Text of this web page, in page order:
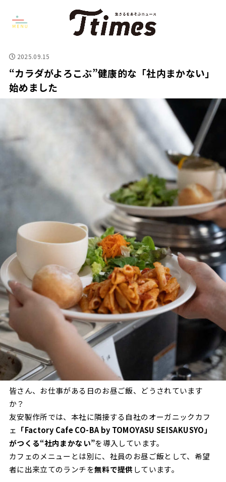
2025.09.15
“カラダがよろこぶ”健康的な「社内まかない」
始めました
皆さん、お仕事がある日のお昼ご飯、どうされています
か？
友安製作所では、本社に隣接する自社のオーガニックカフ
ェ 「Factory Cafe CO-BA by TOMOYASU SEISAKUSYO 」
がつくる“社内まかない”を導入しています。
カフェのメニューとは別に、社員のお昼ご飯として、希望
者に出来立てのランチを無料で提供 しています。